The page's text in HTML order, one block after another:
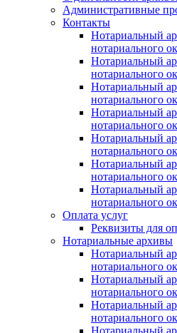
Административные
Контакты
Нотариальный
нотариального
Нотариальный
нотариального
Нотариальный
нотариального
Нотариальный
нотариального
Нотариальный
нотариального
Нотариальный
нотариального
Нотариальный
нотариального
Оплата услуг
Реквизиты для
Нотариальные архивы
Нотариальный
нотариального
Нотариальный
нотариального
Нотариальный
нотариального
Нотариальный